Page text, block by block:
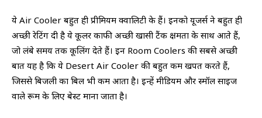
ये Air Cooler बहुत ही प्रीमियम क्वालिटी के हैं। इनको यूजर्स ने बहुत ही
अच्छी रेटिंग दी है ये कूलर काफी अच्छी खासी टैंक क्षमता के साथ आते हैं,
जो लंबे समय तक कूलिंग देते हैं। इन Room Coolers की सबसे अच्छी
बात यह है कि ये Desert Air Cooler की बहुत कम खपत करते हैं,
जिससे बिजली का बिल भी कम आता है। इन्हें मीडियम और स्मॉल साइज
वाले रूम के लिए बेस्ट माना जाता है।